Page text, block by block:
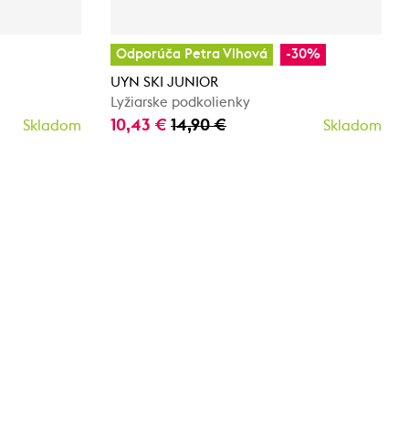
Skladom
Odporúča Petra Vlhová -30%
UYN SKI JUNIOR
Lyžiarske podkolienky
10,43 € 14,90 € Skladom